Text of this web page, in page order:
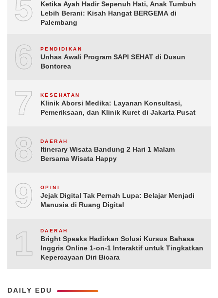
5
Ketika Ayah Hadir Sepenuh Hati, Anak Tumbuh
Lebih Berani: Kisah Hangat BERGEMA di
Palembang
6 PENDIDIKAN
Unhas Awali Program SAPI SEHAT di Dusun
Bontorea
7 KESEHATAN
Klinik Aborsi Medika: Layanan Konsultasi,
Pemeriksaan, dan Klinik Kuret di Jakarta Pusat
8 DAERAH
Itinerary Wisata Bandung 2 Hari 1 Malam
Bersama Wisata Happy
9 OPINI
Jejak Digital Tak Pernah Lupa: Belajar Menjadi
Manusia di Ruang Digital
10DAERAH
Bright Speaks Hadirkan Solusi Kursus Bahasa
Inggris Online 1-on-1 Interaktif untuk Tingkatkan
Kepercayaan Diri Bicara
DAILY EDU